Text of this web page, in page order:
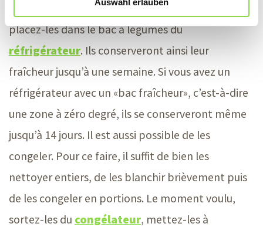
Auswahl erlauben
compris la tige, dans un torchon humide et
placez-les dans le bac à légumes du
réfrigérateur. Ils conserveront ainsi leur
fraîcheur jusqu’à une semaine. Si vous avez un
réfrigérateur avec un «bac fraîcheur», c’est-à-dire
une zone à zéro degré, ils se conserveront même
jusqu’à 14 jours. Il est aussi possible de les
congeler. Pour ce faire, il suffit de bien les
nettoyer entiers, de les blanchir brièvement puis
de les congeler en portions. Le moment voulu,
sortez-les du congélateur, mettez-les à